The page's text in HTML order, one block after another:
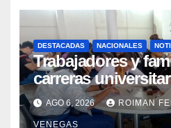
DESTACADAS NACIONALES
Trabajadores y
carreras
convenio entre
AGO 6, 2026 ROIMAN
VENEGAS